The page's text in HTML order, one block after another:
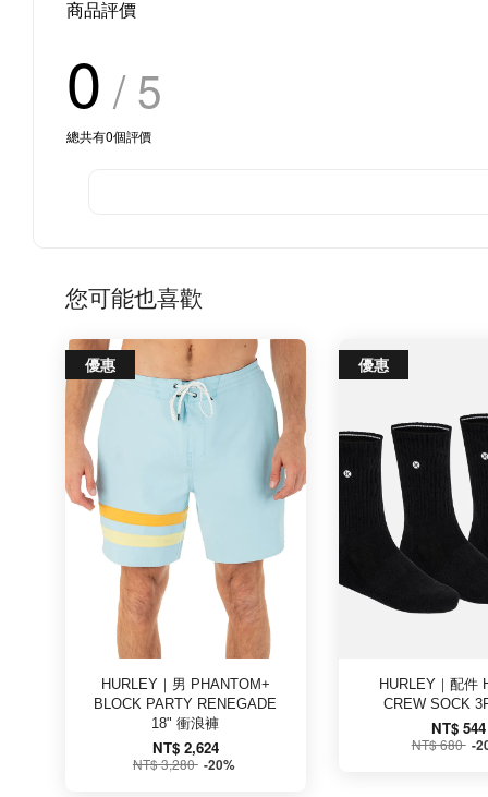
商品評價
0 / 5
總共有0個評價
您可能也喜歡
優惠
HURLEY｜男 PHANTOM+
BLOCK PARTY RENEGADE
18" 衝浪褲
NT$ 2,624
NT$ 3,280 -20%
優惠
HURLEY｜配件
CREW SOCK
NT$ 544
NT$ 680 -